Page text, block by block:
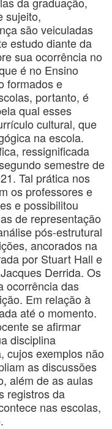
sujeito,
são veiculadas
estudo diante da
sua ocorrência no
é no Ensino
formados e
portanto, é
qual esses
cultural, que
na escola.
ressignificada
semestre de
Tal prática nos
os professores e
e possibilitou
de representação
pós-estrutural
ancorados na
por Stuart Hall e
Derrida. Os
ocorrência das
Em relação à
até o momento.
se afirmar
disciplina
cujos exemplos não
as discussões
além de as aulas
registros da
nas escolas,